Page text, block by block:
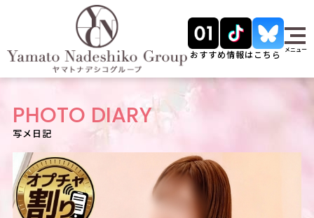
おすすめ情報はこちら メニュー
PHOTO DIARY
写メ日記